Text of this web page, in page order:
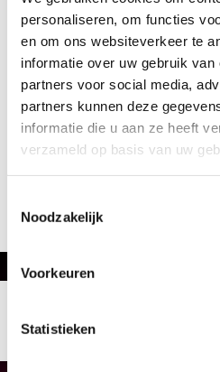
personaliseren, om functies
en om ons websiteverkeer te
informatie over uw gebruik
partners voor social media,
partners kunnen deze
informatie die u aan ze heeft
verzameld op basis van uw
Noodzakelijk
Voorkeuren
Statistieken
Bekijk álle activiteiten van Sport-